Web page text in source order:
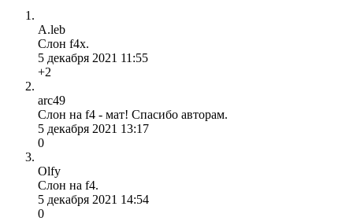
A.leb
Слон f4x.
5 декабря 2021 11:55
+2
arc49
Слон на f4 - мат! Спасибо авторам.
5 декабря 2021 13:17
0
Olfy
Слон на f4.
5 декабря 2021 14:54
0